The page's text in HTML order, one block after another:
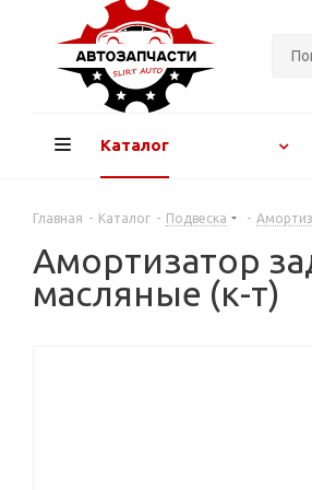
Каталог
Главная - Каталог - Подвеска -
Амортизатор
масляные (к-т)